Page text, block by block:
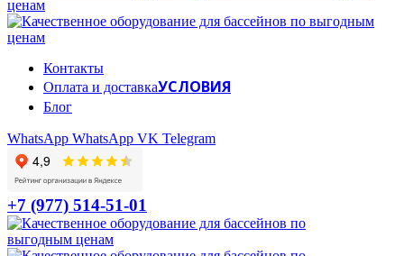
Контакты
Оплата и доставкаУСЛОВИЯ
Блог
WhatsApp WhatsApp VK Telegram
+7 (977) 514-51-01